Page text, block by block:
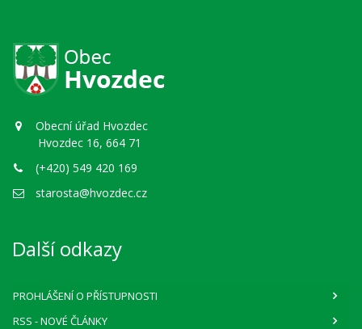
Obecní úřad Hvozdec
Hvozdec 16, 664 71
(+420) 549 420 169
starosta@hvozdec.cz
Další odkazy
PROHLÁŠENÍ O PŘÍSTUPNOSTI
RSS - NOVÉ ČLÁNKY